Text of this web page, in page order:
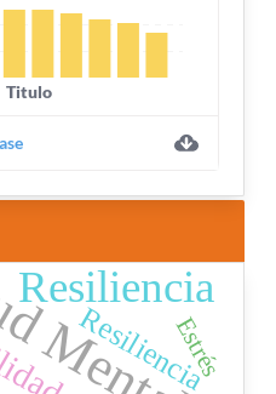
Mental
Resiliencia
Resiliencia
Estrés